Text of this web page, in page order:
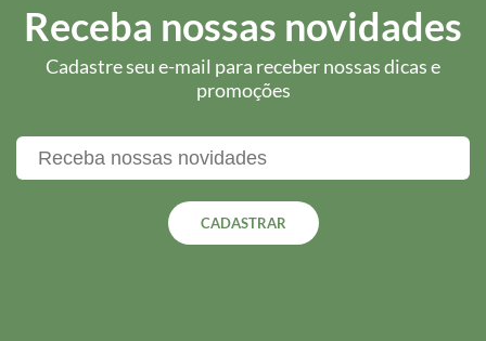
Receba nossas novidades
Cadastre seu e-mail para receber nossas dicas e
promoções
CADASTRAR